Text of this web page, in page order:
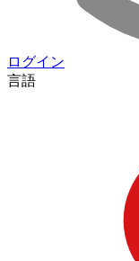
ログイン
言語